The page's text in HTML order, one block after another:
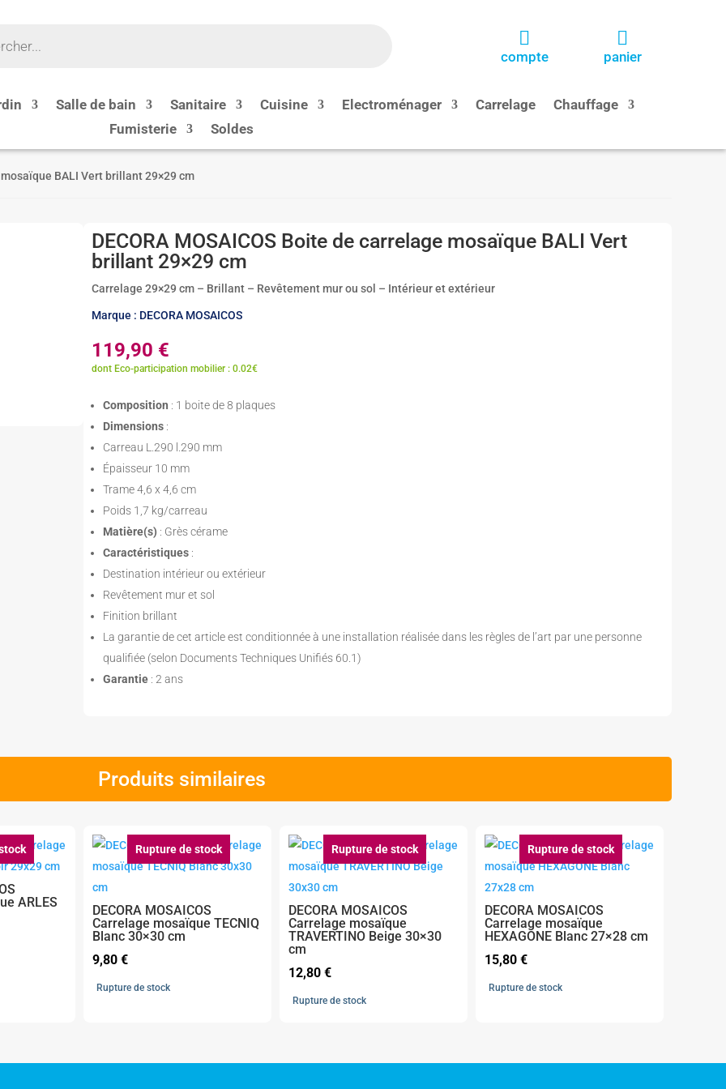

compte

panier
Salle de bain Sanitaire Cuisine Electroménager Carrelage
Chauffage
Fumisterie
Soldes
mosaïque BALI Vert brillant 29×29 cm
DECORA MOSAICOS Boite de carrelage mosaïque BALI Vert
brillant 29×29 cm
Carrelage 29×29 cm – Brillant – Revêtement mur ou sol – Intérieur et extérieur
Marque : DECORA MOSAICOS
119,90 €
dont Eco-participation mobilier : 0.02€
Composition : 1 boite de 8 plaques
Dimensions :
Carreau L.290 l.290 mm
Épaisseur 10 mm
Trame 4,6 x 4,6 cm
Poids 1,7 kg/carreau
Matière(s) : Grès cérame
Caractéristiques :
Destination intérieur ou extérieur
Revêtement mur et sol
Finition brillant
La garantie de cet article est conditionnée à une installation réalisée dans les règles de l’art par une personne
qualifiée (selon Documents Techniques Unifiés 60.1)
Garantie : 2 ans
Produits similaires
ARLES
Rupture de stock
DECORA MOSAICOS
Carrelage mosaïque TECNIQ
Blanc 30×30 cm
9,80€
Rupture de stock
Rupture de stock
DECORA MOSAICOS
Carrelage mosaïque
TRAVERTINO Beige 30×30
cm
12,80 €
Rupture de stock
Rupture de stock
DECORA MOSAICOS
Carrelage mosaïque
HEXAGONE Blanc 27×28 cm
15,80 €
Rupture de stock